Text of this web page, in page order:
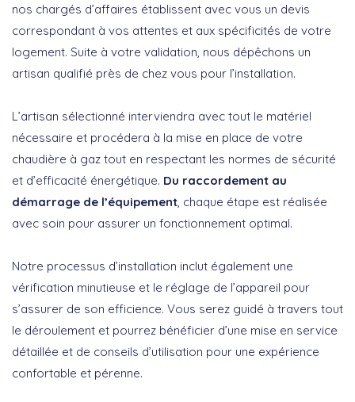
nos chargés d’affaires établissent avec vous un devis
correspondant à vos attentes et aux spécificités de votre
logement. Suite à votre validation, nous dépêchons un
artisan qualifié près de chez vous pour l’installation.
L’artisan sélectionné interviendra avec tout le matériel
nécessaire et procédera à la mise en place de votre
chaudière à gaz tout en respectant les normes de sécurité
et d’efficacité énergétique. Du raccordement au
démarrage de l’équipement , chaque étape est réalisée
avec soin pour assurer un fonctionnement optimal.
Notre processus d’installation inclut également une
vérification minutieuse et le réglage de l’appareil pour
s’assurer de son efficience. Vous serez guidé à travers tout
le déroulement et pourrez bénéficier d’une mise en service
détaillée et de conseils d’utilisation pour une expérience
confortable et pérenne.